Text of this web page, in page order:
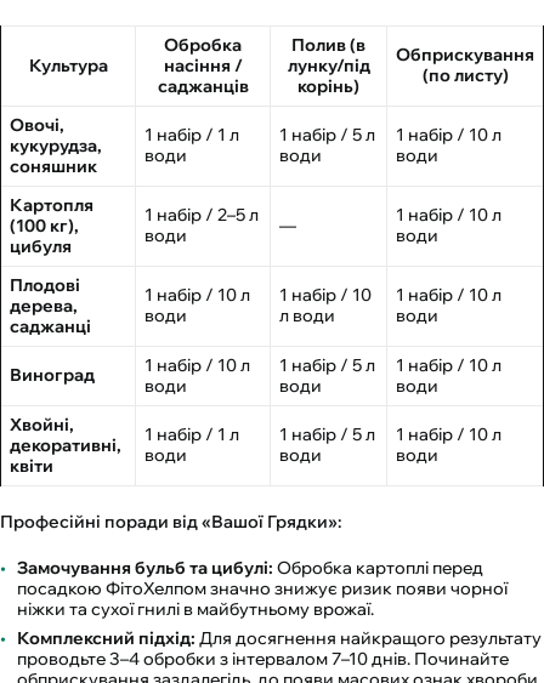
Культура
Обробка
насіння /
саджанців
Полив (в
лунку/під
корінь)
Обприскування
(по листу)
Овочі,
кукурудза,
соняшник
1 набір / 1 л
води
1 набір / 5 л
води
1 набір / 10 л
води
Картопля
(100 кг),
цибуля
1 набір / 2–5 л
води
—
1 набір / 10 л
води
Плодові
дерева,
саджанці
1 набір / 10 л
води
1 набір / 10
л води
1 набір / 10 л
води
Виноград
1 набір / 10 л
води
1 набір / 5 л
води
1 набір / 10 л
води
Хвойні,
декоративні,
квіти
1 набір / 1 л
води
1 набір / 5 л
води
1 набір / 10 л
води
Професійні поради від «Вашої Грядки»:
Замочування бульб та цибулі: Обробка картоплі перед
посадкою ФітоХелпом значно знижує ризик появи чорної
ніжки та сухої гнилі в майбутньому врожаї.
Комплексний підхід: Для досягнення найкращого результату
проводьте 3–4 обробки з інтервалом 7–10 днів. Починайте